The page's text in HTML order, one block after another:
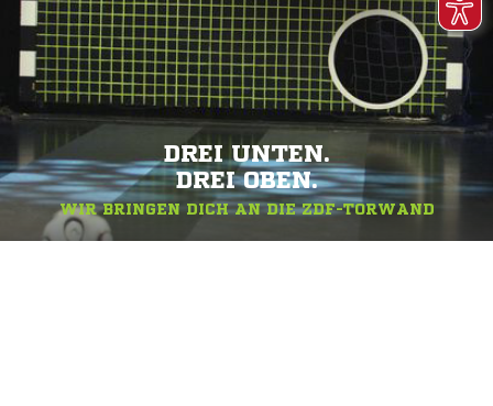
DREI UNTEN.
DREI OBEN.
WIR BRINGEN DICH AN DIE ZDF-TORWAND